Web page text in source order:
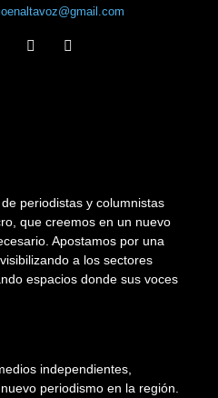
periodistas y columnistas
que creemos en un nuevo
Apostamos por una
a los sectores
espacios donde sus voces
independientes,
periodismo en la región.